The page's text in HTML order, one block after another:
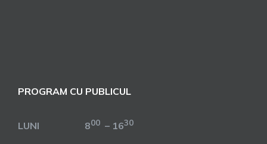
PROGRAM CU PUBLICUL
LUNI 800 – 1630